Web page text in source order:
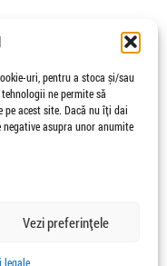
uri, pentru a stoca și/sau
ne permite să
pe acest site. Dacă nu îți dai
asupra unor anumite
Vezi preferințele
legale